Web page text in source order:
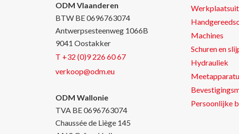
ODM Vlaanderen
BTW BE 0696763074
Antwerpsesteenweg 1066B
9041 Oostakker
T +32 (0)9 226 60 67
verkoop@odm.eu
ODM Wallonie
TVA BE 0696763074
Chaussée de Liège 145
Machines
Schuren en
Hydrauliek
Persoonlijke